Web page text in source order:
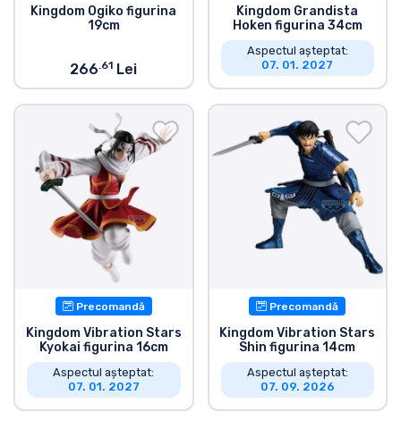
Kingdom Ogiko figurina
19cm
266.61 Lei
Kingdom Grandista
Hoken figurina 34cm
Aspectul așteptat:
07. 01. 2027
Precomandă
Kingdom Vibration Stars
Kyokai figurina 16cm
Aspectul așteptat:
07. 01. 2027
Precomandă
Kingdom Vibration Stars
Shin figurina 14cm
Aspectul așteptat:
07. 09. 2026